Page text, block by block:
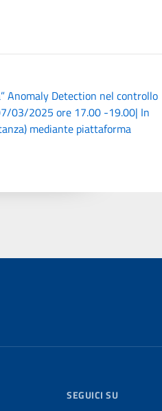
Anomaly Detection nel controllo
03/2025 ore 17.00 -19.00| In
mediante piattaforma
SEGUICI SU